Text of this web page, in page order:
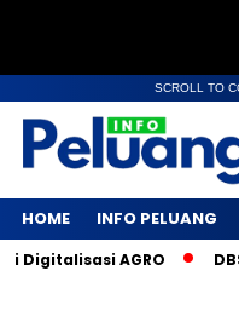
SCROLL TO
HOME INFO PELUANG
AGRO DBS